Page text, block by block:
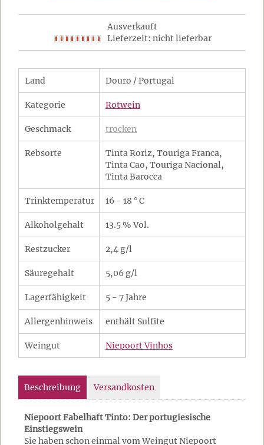
Ausverkauft
Lieferzeit: nicht lieferbar
Land Douro / Portugal
Kategorie Rotwein
Geschmack trocken
Rebsorte
Tinta Roriz, Touriga Franca,
Tinta Cao, Touriga Nacional,
Tinta Barocca
Trinktemperatur 16 - 18 ° C
Alkoholgehalt 13.5 % Vol.
Restzucker 2,4 g/l
Säuregehalt 5,06 g/l
Lagerfähigkeit 5 - 7 Jahre
Allergenhinweis enthält Sulfite
Weingut Niepoort Vinhos
Beschreibung Versandkosten
Niepoort Fabelhaft Tinto: Der portugiesische
Einstiegswein
Sie haben schon einmal vom Weingut Niepoort